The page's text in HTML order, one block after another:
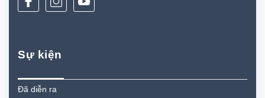
Sự kiện
Đã diễn ra